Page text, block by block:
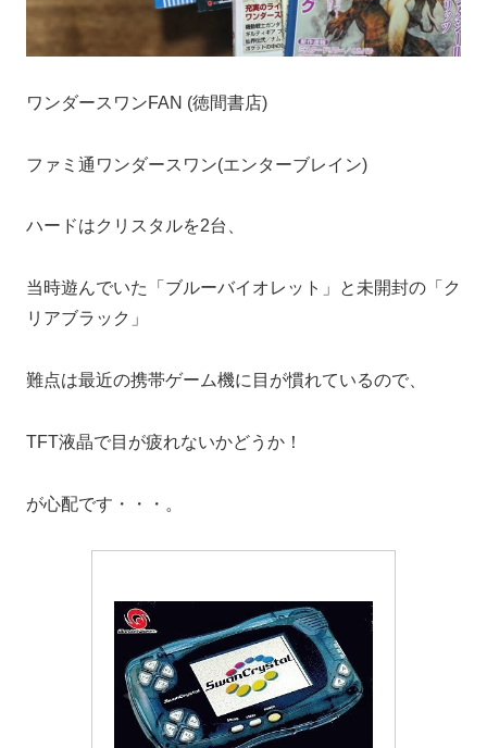
ワンダースワンFAN (徳間書店)
ファミ通ワンダースワン(エンターブレイン)
ハードはクリスタルを2台、
当時遊んでいた「ブルーバイオレット」と未開封の「ク
リアブラック」
難点は最近の携帯ゲーム機に目が慣れているので、
TFT液晶で目が疲れないかどうか！
が心配です・・・。